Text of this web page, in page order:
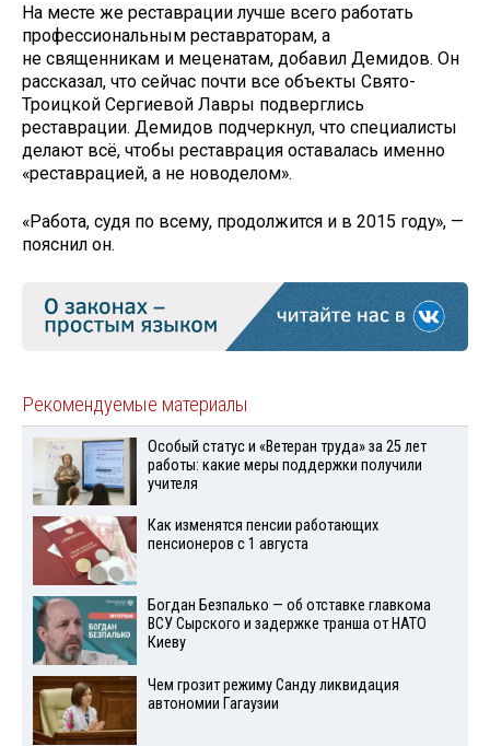
На месте же реставрации лучше всего работать
профессиональным реставраторам, а
не священникам и меценатам, добавил Демидов. Он
рассказал, что сейчас почти все объекты Свято-
Троицкой Сергиевой Лавры подверглись
реставрации. Демидов подчеркнул, что специалисты
делают всё, чтобы реставрация оставалась именно
«реставрацией, а не новоделом».
«Работа, судя по всему, продолжится и в 2015 году», —
пояснил он.
Рекомендуемые материалы
Особый статус и «Ветеран труда» за 25 лет
работы: какие меры поддержки получили
учителя
Как изменятся пенсии работающих
пенсионеров с 1 августа
Богдан Безпалько — об отставке главкома
ВСУ Сырского и задержке транша от НАТО
Киеву
Чем грозит режиму Санду ликвидация
автономии Гагаузии